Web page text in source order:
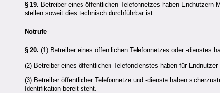
§ 19. Betreiber eines öffentlichen Telefonnetzes haben Endnutzern
stellen soweit dies technisch durchführbar ist.
Notrufe
§ 20. (1) Betreiber eines öffentlichen Telefonnetzes oder -dienstes
(2) Betreiber eines öffentlichen Telefondienstes haben für
(3) Betreiber öffentlicher Telefonnetze und -dienste haben
Identifikation bereit steht.